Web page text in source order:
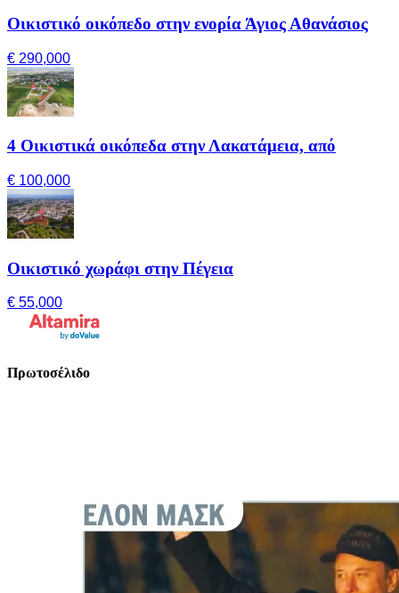
Οικιστικό οικόπεδο στην ενορία Άγιος Αθανάσιος
€ 290,000
4 Οικιστικά οικόπεδα στην Λακατάμεια, από
€ 100,000
Οικιστικό χωράφι στην Πέγεια
€ 55,000
Πρωτοσέλιδο